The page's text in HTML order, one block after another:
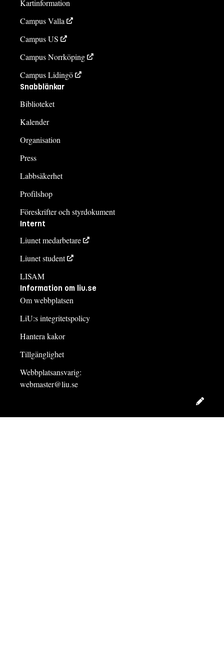
Kartinformation
Campus Valla
Campus US
Campus Norrköping
Campus Lidingö
Snabblänkar
Biblioteket
Kalender
Organisation
Press
Labbsäkerhet
Profilshop
Föreskrifter och styrdokument
Internt
Liunet medarbetare
Liunet student
LISAM
Information om liu.se
Om webbplatsen
LiU:s integritetspolicy
Hantera kakor
Tillgänglighet
Webbplatsansvarig:
webmaster@liu.se